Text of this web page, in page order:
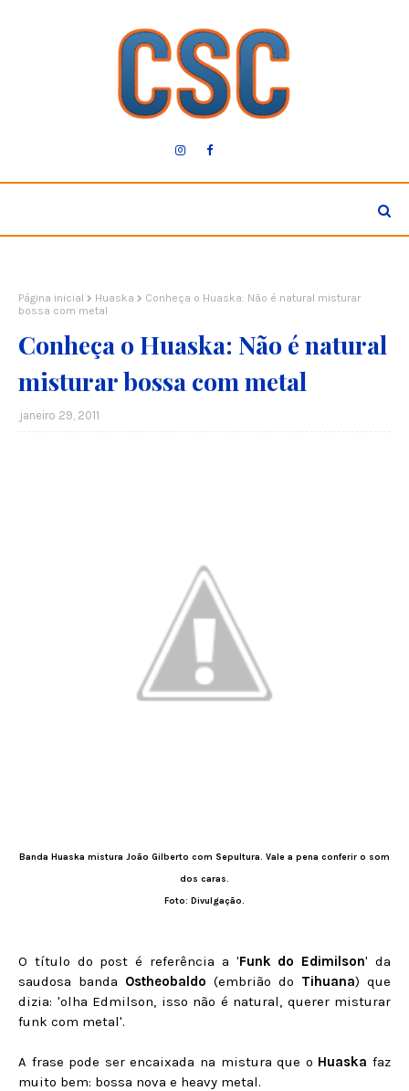
Página inicial Huaska
Conheça o Huaska: Não é natural misturar
bossa com metal
Conheça o Huaska: Não é natural
misturar bossa com metal
janeiro 29, 2011
Banda Huaska mistura João Gilberto com Sepultura. Vale a pena conferir o som
dos caras.
Foto: Divulgação.
O título do post é referência a 'Funk do Edimilson' da
saudosa banda Ostheobaldo (embrião do Tihuana) que
dizia: 'olha Edmilson, isso não é natural, querer misturar
funk com metal'.
A frase pode ser encaixada na mistura que o Huaska faz
muito bem: bossa nova e heavy metal.